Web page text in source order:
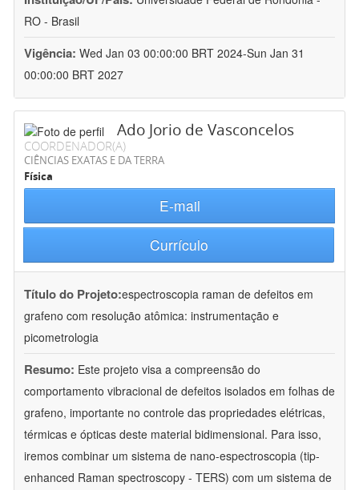
RO - Brasil
Vigência: Wed Jan 03 00:00:00 BRT 2024-Sun Jan 31
00:00:00 BRT 2027
Ado Jorio de Vasconcelos
COORDENADOR(A)
CIÊNCIAS EXATAS E DA TERRA
Física
E-mail
Currículo
Título do Projeto:espectroscopia raman de defeitos em
grafeno com resolução atômica: instrumentação e
picometrologia
Resumo: Este projeto visa a compreensão do
comportamento vibracional de defeitos isolados em folhas de
grafeno, importante no controle das propriedades elétricas,
térmicas e ópticas deste material bidimensional. Para isso,
iremos combinar um sistema de nano-espectroscopia (tip-
enhanced Raman spectroscopy - TERS) com um sistema de